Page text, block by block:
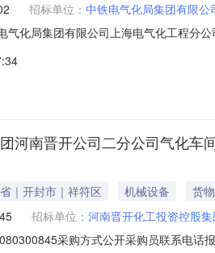
招标单位： 中铁电气化局集团有限
气化局集团有限公司上海电气化工程分
*权监督方联系电话:173****2596结算与
河南晋开公司二分公司气化
｜开封市｜祥符区 机械设备
货物
招标单位： 河南晋开化工投资控股
采购方式公开采购员联系电话